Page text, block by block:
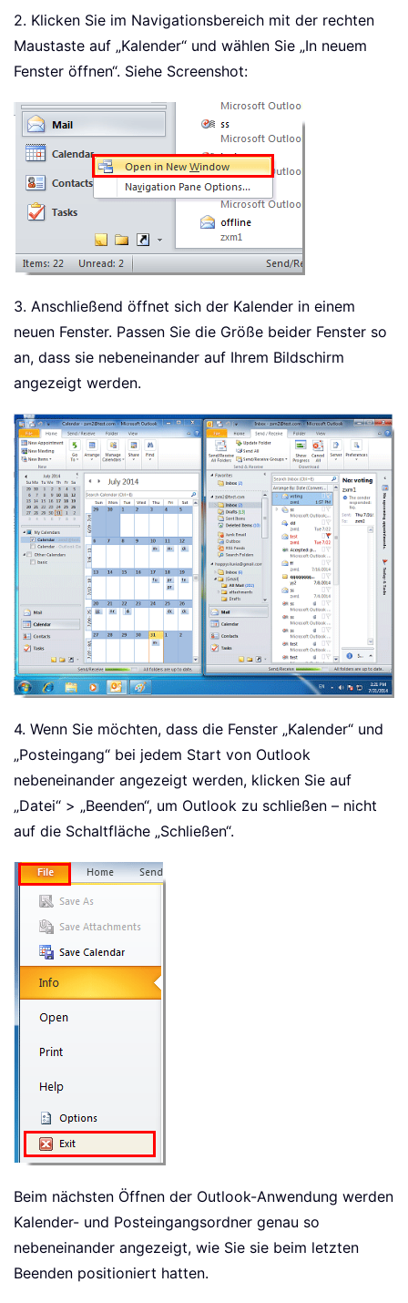
2. Klicken Sie im Navigationsbereich mit der rechten
Maustaste auf „Kalender“ und wählen Sie „In neuem
Fenster öffnen“. Siehe Screenshot:
3. Anschließend öffnet sich der Kalender in einem
neuen Fenster. Passen Sie die Größe beider Fenster so
an, dass sie nebeneinander auf Ihrem Bildschirm
angezeigt werden.
4. Wenn Sie möchten, dass die Fenster „Kalender“ und
„Posteingang“ bei jedem Start von Outlook
nebeneinander angezeigt werden, klicken Sie auf
„Datei“ > „Beenden“, um Outlook zu schließen – nicht
auf die Schaltfläche „Schließen“.
Beim nächsten Öffnen der Outlook-Anwendung werden
Kalender- und Posteingangsordner genau so
nebeneinander angezeigt, wie Sie sie beim letzten
Beenden positioniert hatten.